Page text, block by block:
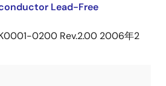
Lead-Free
0200 Rev.2.00 2006年2